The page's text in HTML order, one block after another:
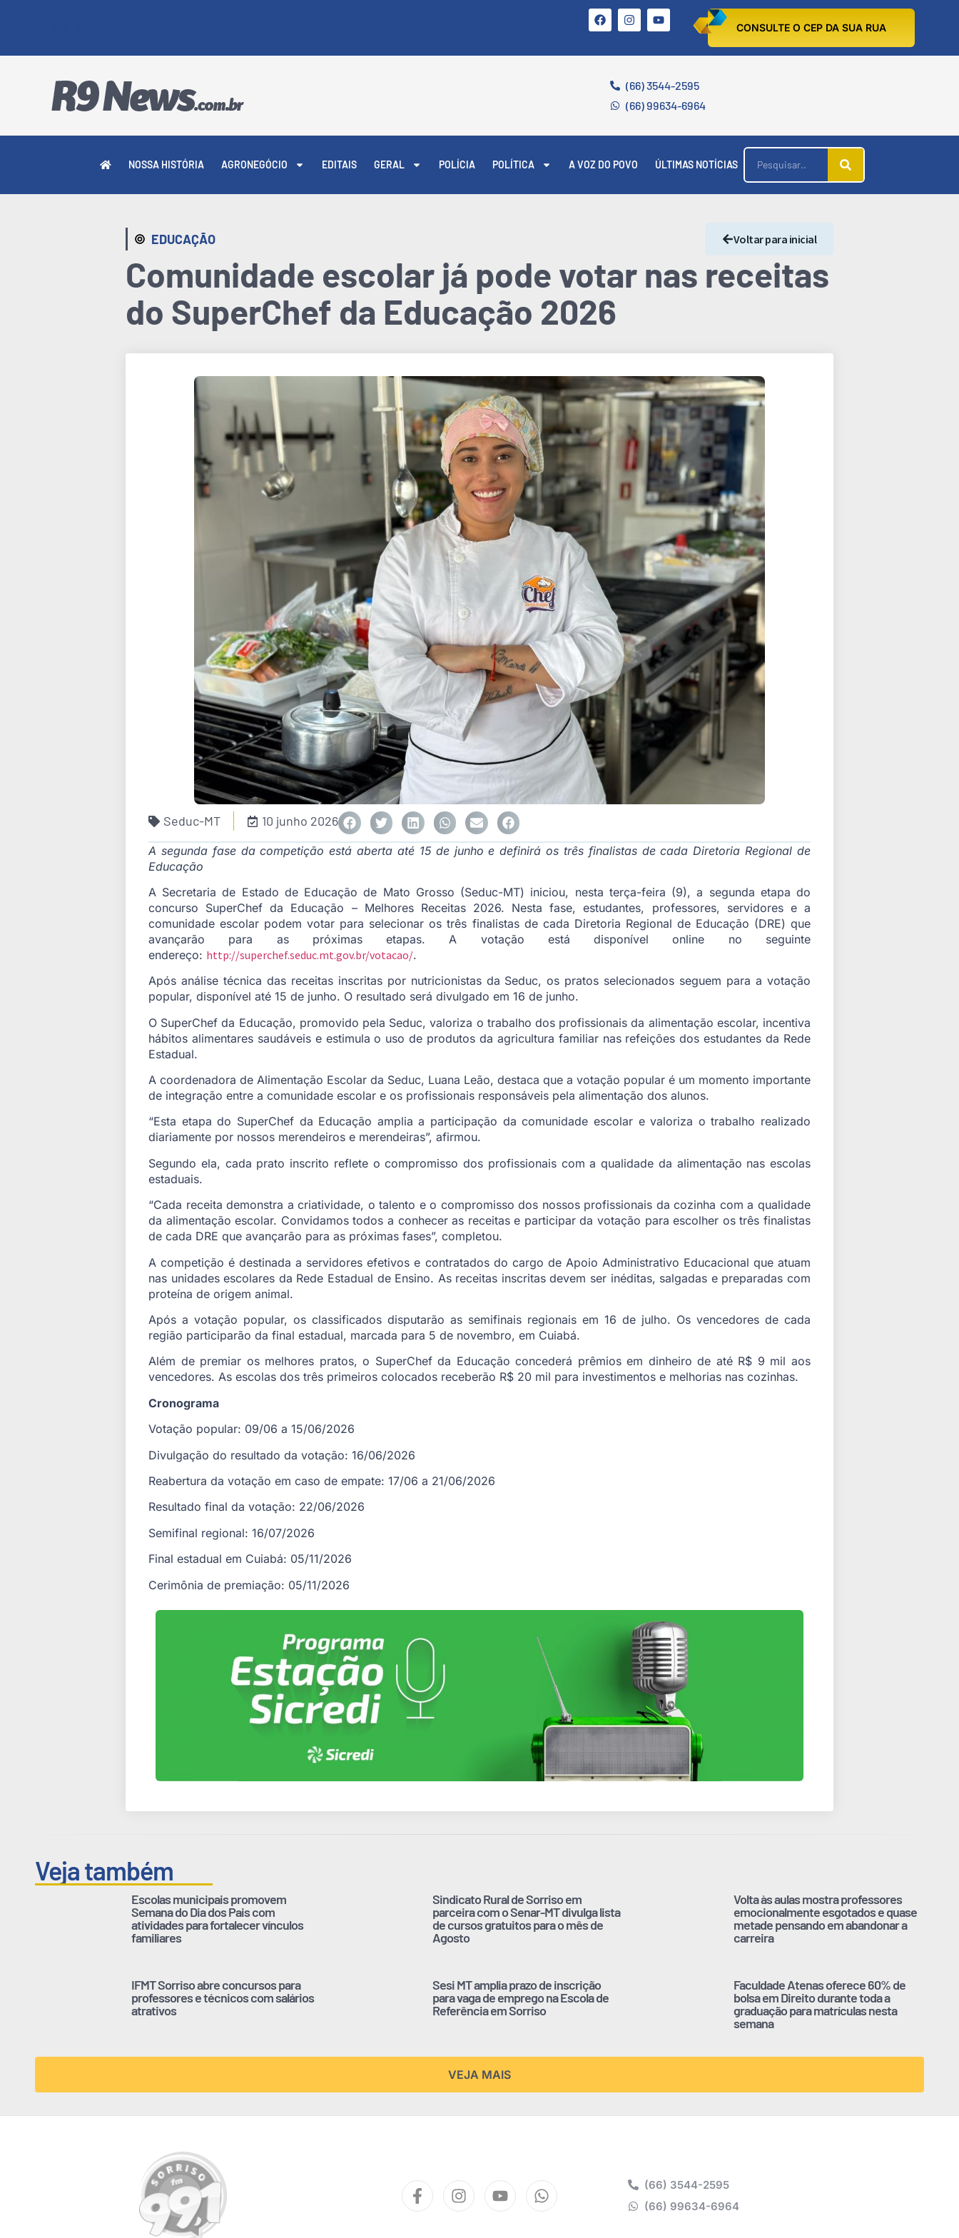
CONSULTE O CEP DA SUA RUA
(66) 3544-2595
(66) 99634-6964
NOSSA HISTÓRIA AGRONEGÓCIO EDITAIS GERAL POLÍCIA POLÍTICA A VOZ DO POVO ÚLTIMAS NOTÍCIAS
EDUCAÇÃO Voltar para inicial
Comunidade escolar já pode votar nas receitas
do SuperChef da Educação 2026
Seduc-MT 10 junho 2026
A segunda fase da competição está aberta até 15 de junho e definirá os três finalistas de cada Diretoria Regional de
Educação
A Secretaria de Estado de Educação de Mato Grosso (Seduc-MT) iniciou, nesta terça-feira (9), a segunda etapa do
concurso SuperChef da Educação – Melhores Receitas 2026. Nesta fase, estudantes, professores, servidores e a
comunidade escolar podem votar para selecionar os três finalistas de cada Diretoria Regional de Educação (DRE) que
avançarão para as próximas etapas. A votação está disponível online no seguinte
endereço: http://superchef.seduc.mt.gov.br/votacao/.
Após análise técnica das receitas inscritas por nutricionistas da Seduc, os pratos selecionados seguem para a votação
popular, disponível até 15 de junho. O resultado será divulgado em 16 de junho.
O SuperChef da Educação, promovido pela Seduc, valoriza o trabalho dos profissionais da alimentação escolar, incentiva
hábitos alimentares saudáveis e estimula o uso de produtos da agricultura familiar nas refeições dos estudantes da Rede
Estadual.
A coordenadora de Alimentação Escolar da Seduc, Luana Leão, destaca que a votação popular é um momento importante
de integração entre a comunidade escolar e os profissionais responsáveis pela alimentação dos alunos.
“Esta etapa do SuperChef da Educação amplia a participação da comunidade escolar e valoriza o trabalho realizado
diariamente por nossos merendeiros e merendeiras”, afirmou.
Segundo ela, cada prato inscrito reflete o compromisso dos profissionais com a qualidade da alimentação nas escolas
estaduais.
“Cada receita demonstra a criatividade, o talento e o compromisso dos nossos profissionais da cozinha com a qualidade
da alimentação escolar. Convidamos todos a conhecer as receitas e participar da votação para escolher os três finalistas
de cada DRE que avançarão para as próximas fases”, completou.
A competição é destinada a servidores efetivos e contratados do cargo de Apoio Administrativo Educacional que atuam
nas unidades escolares da Rede Estadual de Ensino. As receitas inscritas devem ser inéditas, salgadas e preparadas com
proteína de origem animal.
Após a votação popular, os classificados disputarão as semifinais regionais em 16 de julho. Os vencedores de cada
região participarão da final estadual, marcada para 5 de novembro, em Cuiabá.
Além de premiar os melhores pratos, o SuperChef da Educação concederá prêmios em dinheiro de até R$ 9 mil aos
vencedores. As escolas dos três primeiros colocados receberão R$ 20 mil para investimentos e melhorias nas cozinhas.
Cronograma
Votação popular: 09/06 a 15/06/2026
Divulgação do resultado da votação: 16/06/2026
Reabertura da votação em caso de empate: 17/06 a 21/06/2026
Resultado final da votação: 22/06/2026
Semifinal regional: 16/07/2026
Final estadual em Cuiabá: 05/11/2026
Cerimônia de premiação: 05/11/2026
Veja também
Escolas municipais promovem
Semana do Dia dos Pais com
atividades para fortalecer vínculos
familiares
Sindicato Rural de Sorriso em
parceira com o Senar-MT divulga lista
de cursos gratuitos para o mês de
Agosto
Volta às aulas mostra professores
emocionalmente esgotados e quase
metade pensando em abandonar a
carreira
IFMT Sorriso abre concursos para
professores e técnicos com salários
atrativos
Sesi MT amplia prazo de inscrição
para vaga de emprego na Escola de
Referência em Sorriso
Faculdade Atenas oferece 60% de
bolsa em Direito durante toda a
graduação para matrículas nesta
semana
VEJA MAIS
(66) 3544-2595
(66) 99634-6964